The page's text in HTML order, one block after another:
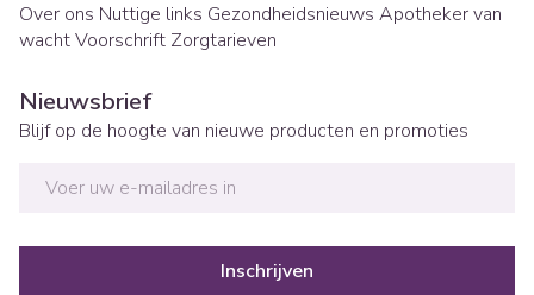
Over ons Nuttige links Gezondheidsnieuws Apotheker van
wachtVoorschrift Zorgtarieven
Nieuwsbrief
Blijf op de hoogte van nieuwe producten en promoties
Inschrijven